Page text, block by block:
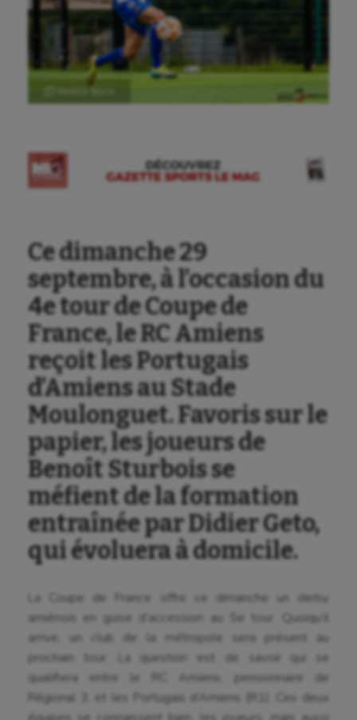
Ⓒ Gazette Sports
Ce dimanche 29
septembre, à l’occasion du
4e tour de Coupe de
France, le RC Amiens
reçoit les Portugais
d’Amiens au Stade
Moulonguet. Favoris sur le
papier, les joueurs de
Benoît Sturbois se
méfient de la formation
entraînée par Didier Geto,
qui évoluera à domicile.
La Coupe de France offre ce dimanche un derby
amiénois en guise d’accession au 5e tour. Quoiqu’il
arrive, un club de la métropole sera présent au
prochain tour. La question est de savoir qui se
qualifiera entre le RC Amiens, pensionnaire de
Régional 3, et les Portugais d’Amiens (R1). Ces deux